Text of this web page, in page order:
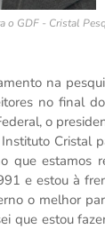
o GDF - Cristal
na
no final
o
Cristal
que estamos
e estou à
o melhor
que estou